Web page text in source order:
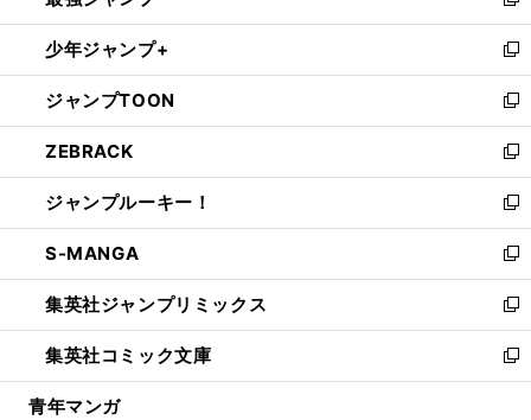
ウ
で
開
く
ン
ド
ウ
で
開
く
ウ
ィ
ン
ド
ウ
で
開
く
し
い
ウ
ィ
ン
ド
ウ
で
開
く
少年ジャンプ+
新
し
い
ウ
ィ
ン
ド
ウ
で
開
く
ジャンプTOON
新
し
い
ウ
ィ
ン
ド
ウ
で
開
く
ZEBRACK
新
し
い
ウ
ィ
ン
ド
ウ
で
開
ジャンプルーキー！
新
し
い
ウ
ィ
ン
ド
ウ
S-MANGA
新
し
い
ウ
ィ
ン
集英社ジャンプリミックス
新
し
い
ウ
集英社コミック文庫
新
し
青年マンガ